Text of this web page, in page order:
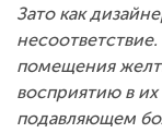
Зато как
помещения
восприятию в их
подавляющем